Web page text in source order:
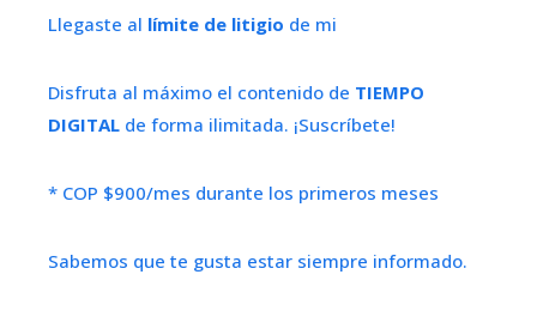
Llegaste al límite de litigio de mi
Disfruta al máximo el contenido de TIEMPO
DIGITAL de forma ilimitada. ¡Suscríbete!
* COP $900/mes durante los primeros meses
Sabemos que te gusta estar siempre informado.